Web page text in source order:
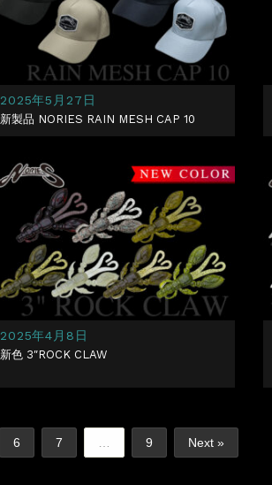
2025年5月27日
新製品 NORIES RAIN MESH CAP 10
2025年4月8日
新色 3″ROCK CLAW
6 7 9 Next »